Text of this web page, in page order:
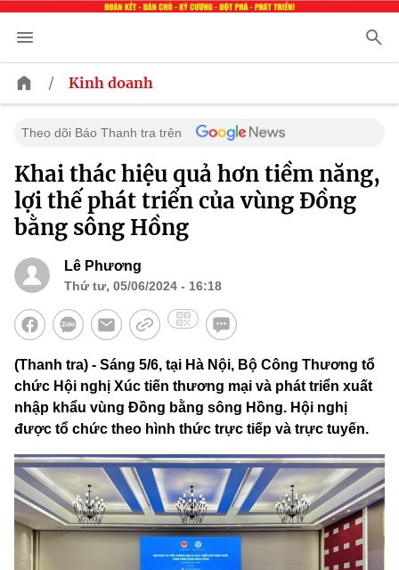
/ Kinh doanh
Theo dõi Báo Thanh tra trên
Khai thác hiệu quả hơn tiềm năng,
lợi thế phát triển của vùng Đồng
bằng sông Hồng
Lê Phương
Thứ tư, 05/06/2024 - 16:18
(Thanh tra) - Sáng 5/6, tại Hà Nội, Bộ Công Thương tổ
chức Hội nghị Xúc tiến thương mại và phát triển xuất
nhập khẩu vùng Đồng bằng sông Hồng. Hội nghị
được tổ chức theo hình thức trực tiếp và trực tuyến.